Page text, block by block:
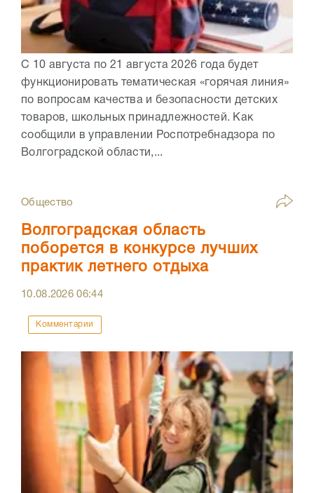
С 10 августа по 21 августа 2026 года будет
функционировать тематическая «горячая линия»
по вопросам качества и безопасности детских
товаров, школьных принадлежностей. Как
сообщили в управлении Роспотребнадзора по
Волгоградской области,...
Общество
Волгоградская область
поборется в конкурсе лучших
практик летнего отдыха
10.08.202606:44
Комментарии